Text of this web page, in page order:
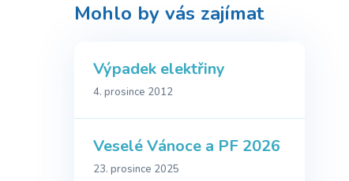
Mohlo by vás zajímat
Výpadek elektřiny
4. prosince 2012
Veselé Vánoce a PF 2026
23. prosince 2025